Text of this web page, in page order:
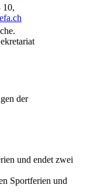
10,
der
und endet zwei
Sportferien und